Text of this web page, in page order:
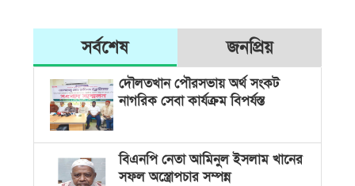
সর্বশেষ জনপ্রিয়
দৌলতখান পৌরসভায় অর্থ সংকট
নাগরিক সেবা কার্যক্রম বিপর্যস্ত
বিএনপি নেতা আমিনুল ইসলাম খানের
সফল অস্ত্রোপচার সম্পন্ন